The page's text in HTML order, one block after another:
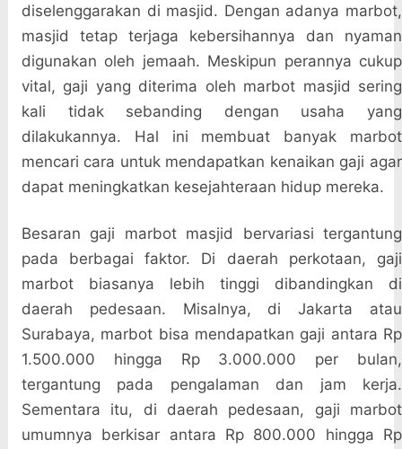
diselenggarakan di masjid. Dengan adanya marbot,
masjid tetap terjaga kebersihannya dan nyaman
digunakan oleh jemaah. Meskipun perannya cukup
vital, gaji yang diterima oleh marbot masjid sering
kali tidak sebanding dengan usaha yang
dilakukannya. Hal ini membuat banyak marbot
mencari cara untuk mendapatkan kenaikan gaji agar
dapat meningkatkan kesejahteraan hidup mereka.
Besaran gaji marbot masjid bervariasi tergantung
pada berbagai faktor. Di daerah perkotaan, gaji
marbot biasanya lebih tinggi dibandingkan di
daerah pedesaan. Misalnya, di Jakarta atau
Surabaya, marbot bisa mendapatkan gaji antara Rp
1.500.000 hingga Rp 3.000.000 per bulan,
tergantung pada pengalaman dan jam kerja.
Sementara itu, di daerah pedesaan, gaji marbot
umumnya berkisar antara Rp 800.000 hingga Rp